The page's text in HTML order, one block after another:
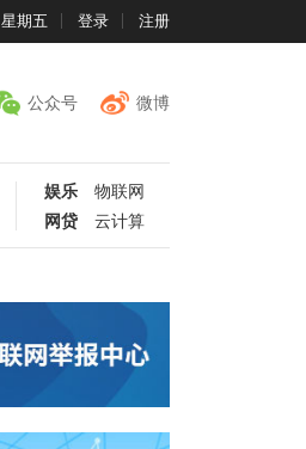
星期五 登录 注册
公众号 微博
娱乐
物联网
网贷
云计算